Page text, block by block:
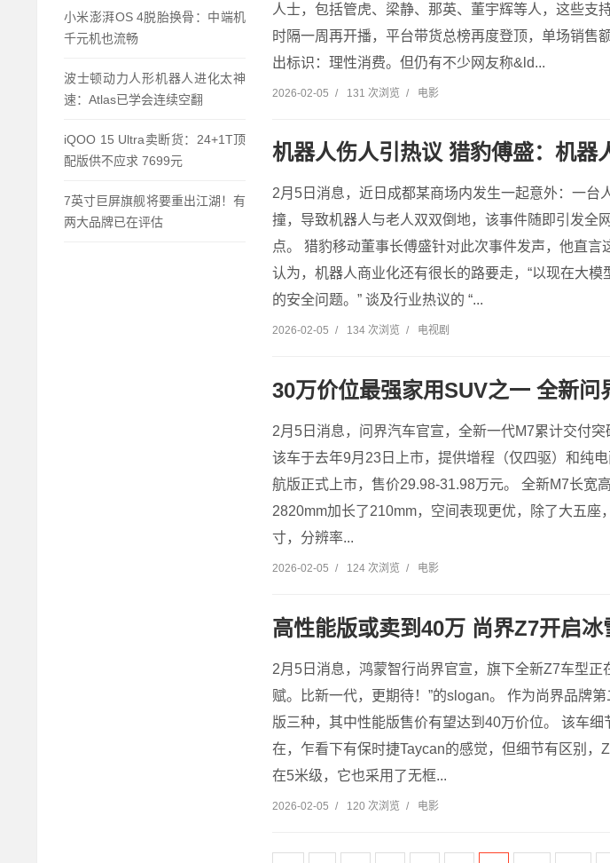
小米澎湃OS 4脱胎换骨：中端机
千元机也流畅
波士顿动力人形机器人进化太神
速：Atlas已学会连续空翻
iQOO 15 Ultra卖断货：24+1T顶
配版供不应求 7699元
7英寸巨屏旗舰将要重出江湖！有
两大品牌已在评估
人士，包括管虎、梁静、那英、董宇辉等人，这些支
时隔一周再开播，平台带货总榜再度登顶，单场销售
出标识：理性消费。但仍有不少网友称&ld...
2026-02-05 / 131 次浏览 / 电影
机器人伤人引热议 猎豹傅盛：机器
2月5日消息，近日成都某商场内发生一起意外：一
撞，导致机器人与老人双双倒地，该事件随即引发全
点。 猎豹移动董事长傅盛针对此次事件发声，他直
认为，机器人商业化还有很长的路要走，“以现在大
的安全问题。” 谈及行业热议的 “...
2026-02-05 / 134 次浏览 / 电视剧
30万价位最强家用SUV之一 全新问
2月5日消息，问界汽车官宣，全新一代M7累计交付
该车于去年9月23日上市，提供增程（仅四驱）和纯
航版正式上市，售价29.98-31.98万元。 全新M7长宽
2820mm加长了210mm，空间表现更优，除了大五
寸，分辨率...
2026-02-05 / 124 次浏览 / 电影
高性能版或卖到40万 尚界Z7开启
2月5日消息，鸿蒙智行尚界官宣，旗下全新Z7车型
赋。比新一代，更期待！”的slogan。 作为尚界品牌
版三种，其中性能版售价有望达到40万价位。 该车
在，乍看下有保时捷Taycan的感觉，但细节有区别
在5米级，它也采用了无框...
2026-02-05 / 120 次浏览 / 电影